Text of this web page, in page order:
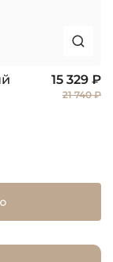
15 329 ₽
21 740 ₽